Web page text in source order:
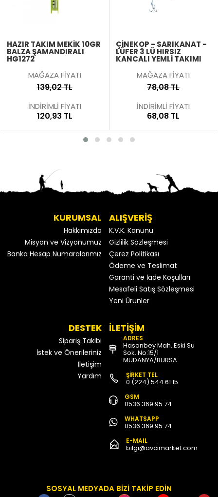
HAZIR TAKIM MEKIK 10GR
BALZA ŞAMANDIRALI
HG1272
MAĞAZA FİYATI
139,02 TL
İNDİRİMLİ FİYATI
120,93 TL
ÇINEKOP - SARIKANAT -
LÜFER 3 LÜ HIRSIZ
KANCALI YEMLI TAKIMI
MAĞAZA FİYATI
78,08 TL
İNDİRİMLİ FİYATI
68,08 TL
KURUMSAL
Hakkımızda
Misyon ve Vizyonumuz
Banka Hesap Numaralarımız
ALIŞVERİŞ
K.V.K. Kanunu
Gizlilik Sözleşmesi
Çerez Politikası
Ödeme ve Teslimat
Garanti ve İade Koşulları
Mesafeli Satış Sözleşmesi
Yeni Ürünler
DESTEK
Sipariş Takibi
İstek ve Önerileriniz
İletişim
Yardım
İLETİŞİM
ADRES
Hasanbey Mah. Eski Su
Sok. No:15/1
MUDANYA/BURSA
ŞİRKET TEL
0 (224) 544 61 15
GSM
0536 369 95 74
WHATSAPP
0536 369 95 74
E-MAIL
bilgi@avcimarket.com
SOSYAL MEDYADA BİZİ TAKİP EDİN